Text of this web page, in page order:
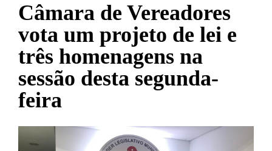
Câmara de Vereadores
vota um projeto de lei e
três homenagens na
sessão desta segunda-
feira